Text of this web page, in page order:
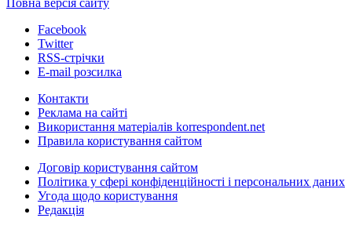
Повна версія сайту
Facebook
Twitter
RSS-стрічки
E-mail розсилка
Контакти
Реклама на сайті
Використання матеріалів korrespondent.net
Правила користування сайтом
Договір користування сайтом
Політика у сфері конфіденційності і персональних даних
Угода щодо користування
Редакція